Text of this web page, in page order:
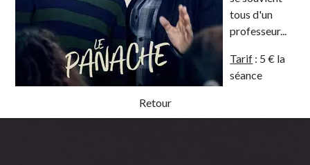
tous d'un
professeur...
Tarif : 5 € la
séance
Retour